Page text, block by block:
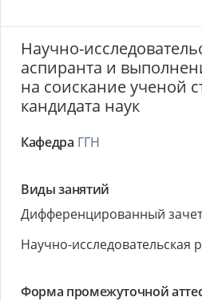
Научно-
аспиранта и
на соискание ученой
кандидата наук
Кафедра ГГН
Виды занятий
Дифференцированный зачет
Научно-исследовательская
Форма промежуточной